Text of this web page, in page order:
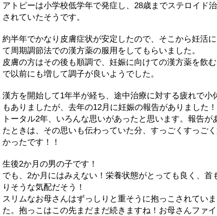
アトピーは小学校低学年で発症し、28歳までステロイド
されていたそうです。
約半年でかなり皮膚症状が安定したので、そこから妊活
て周期調節法での漢方薬の服用をしてもらいました。
皮膚の方はその後も順調で、妊娠に向けての漢方薬を飲
で以前にも増して調子が良いようでした。
漢方を開始して1年半が経ち、途中治療に対する疲れで小
もありましたが、去年の12月に妊娠の報告がありました！
トータル2年、いろんな思いがあったと思います。報告が
たときは、その思いも伝わっていた分、すっごくすっご
かったです！！
生後2か月の男の子です！
でも、2か月にはみえない！栄養状態がとっても良く、首
りそうな気配だそう！
スリムなお母さんはずっしりと重そうに抱っこされてい
た。抱っこはこの先まだまだ続きますね！お母さんファ